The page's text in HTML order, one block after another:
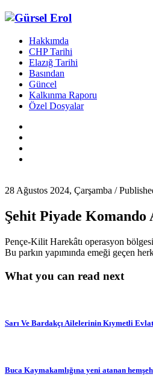
Hakkımda
CHP Tarihi
Elazığ Tarihi
Basından
Güncel
Kalkınma Raporu
Özel Dosyalar
28 Ağustos 2024, Çarşamba /
Şehit Piyade Komando
Pençe-Kilit Harekâtı operasyon
Bu parkın yapımında emeği geçen
What you can read next
Sarı Ve Bardakçı Ailelerinin Kıymetli
Buca Kaymakamlığına yeni atanan